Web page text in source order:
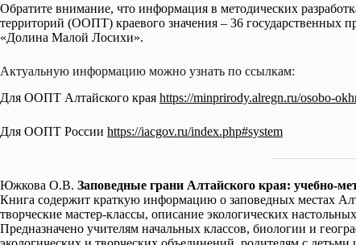
Обратите внимание, что информация в методических
территорий (ООПТ) краевого значения – 36
«Долина Малой Лосихи».
Актуальную информацию можно узнать по ссылкам:
Для ООПТ Алтайского края https://minprirody.alregn.ru/osobo-
Для ООПТ России https://iacgov.ru/index.php#system
Южкова О.В. Заповедные грани Алтайского края: учебно-
Книга содержит краткую информацию о заповедных местах
творческие мастер-классы, описание экологических
Предназначено учителям начальных классов, биологии и